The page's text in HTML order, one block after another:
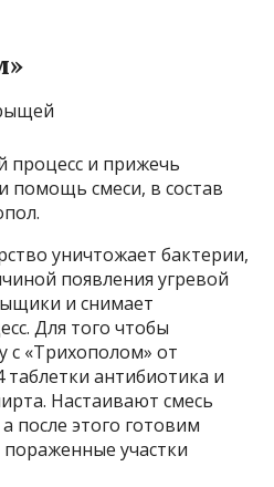
процесс и прижечь
помощь смеси, в состав
уничтожает бактерии,
появления угревой
и снимает
Для того чтобы
с «Трихополом» от
антибиотика и
Настаивают смесь
после этого готовим
участки